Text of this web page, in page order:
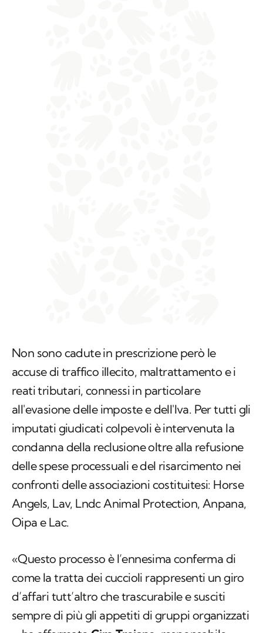
Non sono cadute in prescrizione però le
accuse di traffico illecito, maltrattamento e i
reati tributari, connessi in particolare
all'evasione delle imposte e dell'Iva. Per tutti gli
imputati giudicati colpevoli è intervenuta la
condanna della reclusione oltre alla refusione
delle spese processuali e del risarcimento nei
confronti delle associazioni costituitesi: Horse
Angels, Lav, Lndc Animal Protection, Anpana,
Oipa e Lac.
«Questo processo è l’ennesima conferma di
come la tratta dei cuccioli rappresenti un giro
d’affari tutt’altro che trascurabile e susciti
sempre di più gli appetiti di gruppi organizzati